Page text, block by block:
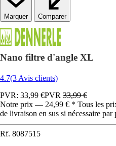
Comparer
Nano filtre d'angle XL
4.7(3 Avis clients)
PVR: 33,99 €PVR 33,99 €
Notre prix — 24,99 € * Tous les
de livraison en sus si nécessaire par
Rf. 8087515